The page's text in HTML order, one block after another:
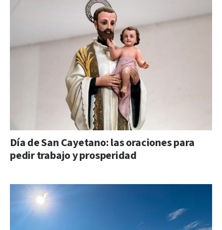
Día de San Cayetano: las oraciones para
pedir trabajo y prosperidad